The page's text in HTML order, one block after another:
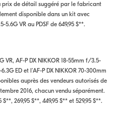
prix de détail suggéré par le fabricant
disponible dans un kit avec
5.6G VR au PDSF de 649,95 $**.
VR, AF-P DX NIKKOR 18-55mm f/3.5-
ED et l’AF-P DX NIKKOR 70-300mm
auprès des vendeurs autorisés de
2016, chacun vendu séparément.
269,95 $**, 449,95 $** et 529,95 $**.